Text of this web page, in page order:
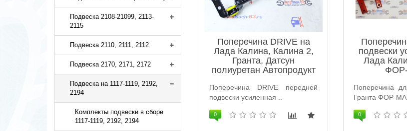
Подвеска 2108-21099, 2113-
2115
Подвеска 2110, 2111, 2112
Подвеска 2170, 2171, 2172
Подвеска на 1117-1119, 2192,
2194
Комплекты подвески в сборе
1117-1119, 2192, 2194
Поперечина DRIVE на
Лада Калина, Калина 2,
Гранта, Датсун
полиуретан Автопродукт
Поперечина DRIVE передней
подвески усиленная ..
0
подвески
Лада
Поперечина
Гранта ФОР-
0